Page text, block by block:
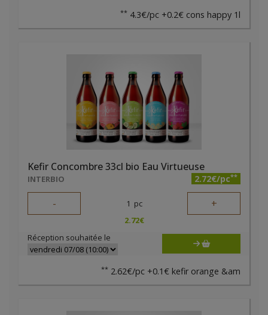
** 4.3€/pc +0.2€ cons happy 1l
Kefir Concombre 33cl bio Eau Virtueuse
INTERBIO 2.72€/pc**
- 1 pc +
2.72€
Réception souhaitée le
** 2.62€/pc +0.1€ kefir orange &am